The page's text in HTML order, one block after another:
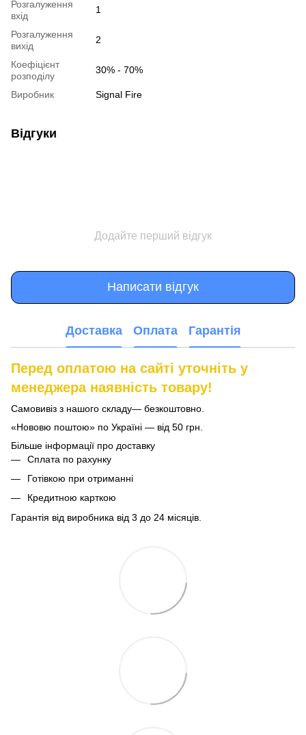
Розгалуження
вхід
1
Розгалуження
вихід
2
Коефіцієнт
розподілу
30% - 70%
Виробник Signal Fire
Відгуки
Додайте перший відгук
Написати відгук
Доставка Оплата Гарантія
Перед оплатою на сайті уточніть у
менеджера наявність товару!
Самовивіз з нашого складу— безкоштовно.
«Нововю поштою» по Україні — від 50 грн.
Більше інформації про доставку
Сплата по рахунку
Готівкою при отриманні
Кредитною карткою
Гарантія від виробника від 3 до 24 місяців.